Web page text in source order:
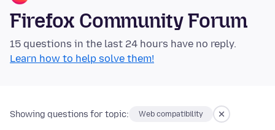
Firefox Community Forum
15 questions in the last 24 hours have no reply.
Learn how to help solve them!
Showing questions for topic: Web compatibility